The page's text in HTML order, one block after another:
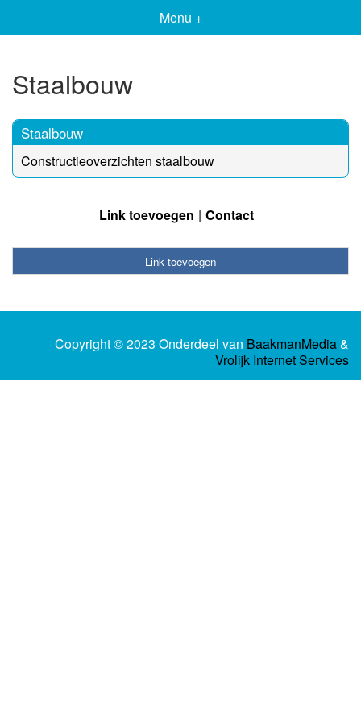
Menu +
Staalbouw
Staalbouw
Constructieoverzichten staalbouw
Link toevoegen Contact
Link toevoegen
Copyright © 2023 Onderdeel van BaakmanMedia&
Vrolijk Internet Services